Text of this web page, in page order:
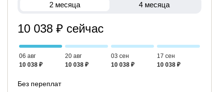
2 месяца 4 месяца
10 038 ₽ сейчас
06 авг
10 038 ₽
20 авг
10 038 ₽
03 сен
10 038 ₽
17 сен
10 038 ₽
Без переплат